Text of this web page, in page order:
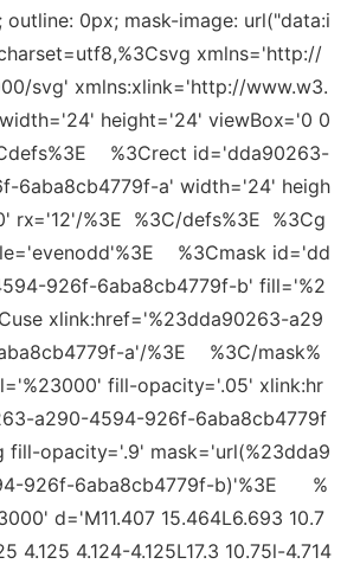
outline: 0px; mask-image: url("data:i
xmlns='http://
svg' xmlns:xlink='http://www.w3.
'24' height='24' viewBox='0 0
%3Crect id='dda90263-
6aba8cb4779f-a' width='24' heigh
' rx='12'/%3E %3C/defs%3E %3Cg
'evenodd'%3E %3Cmask id='dd
926f-6aba8cb4779f-b' fill='%2
xlink:href='%23dda90263-a29
a'/%3E %3C/mask%
'%23000' fill-opacity='.05' xlink:hr
a290-4594-926f-6aba8cb4779f
fill-opacity='.9' mask='url(%23dda9
926f-6aba8cb4779f-b)'%3E %
' d='M11.407 15.464L6.693 10.7
4.125 4.124-4.125L17.3 10.75l-4.714